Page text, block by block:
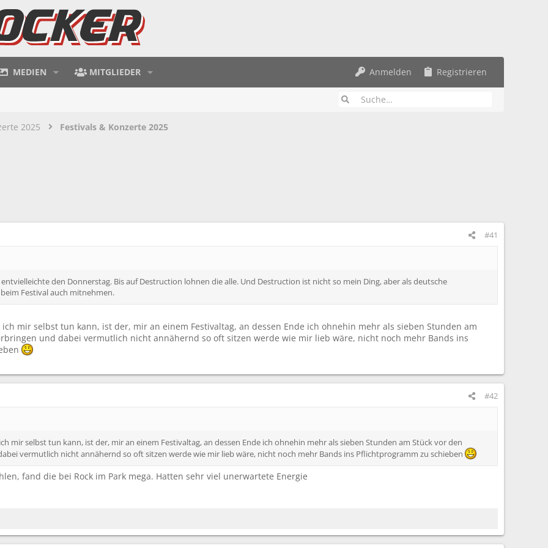
MEDIEN MITGLIEDER Anmelden Registrieren
2025 Festivals & Konzerte 2025
#41
den Donnerstag. Bis auf Destruction lohnen die alle. Und Destruction ist nicht so mein Ding, aber als deutsche
Festival auch mitnehmen.
mir selbst tun kann, ist der, mir an einem Festivaltag, an dessen Ende ich ohnehin mehr als sieben Stunden am
und dabei vermutlich nicht annähernd so oft sitzen werde wie mir lieb wäre, nicht noch mehr Bands ins
#42
mir selbst tun kann, ist der, mir an einem Festivaltag, an dessen Ende ich ohnehin mehr als sieben Stunden am Stück vor den
vermutlich nicht annähernd so oft sitzen werde wie mir lieb wäre, nicht noch mehr Bands ins Pflichtprogramm zu schieben
fand die bei Rock im Park mega. Hatten sehr viel unerwartete Energie